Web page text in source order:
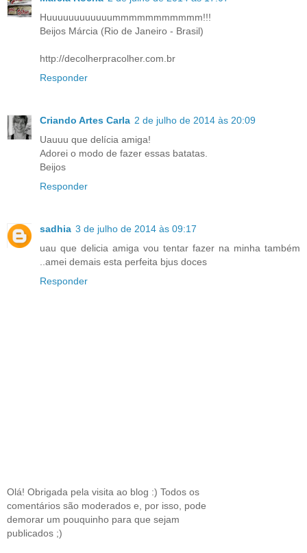
Huuuuuuuuuuuummmmmmmmmmm!!!
Beijos Márcia (Rio de Janeiro - Brasil)
http://decolherpracolher.com.br
Responder
Criando Artes Carla 2 de julho de 2014 às 20:09
Uauuu que delícia amiga!
Adorei o modo de fazer essas batatas.
Beijos
Responder
sadhia 3 de julho de 2014 às 09:17
uau que delicia amiga vou tentar fazer na minha também
..amei demais esta perfeita bjus doces
Responder
Olá! Obrigada pela visita ao blog :) Todos os
comentários são moderados e, por isso, pode
demorar um pouquinho para que sejam
publicados ;)